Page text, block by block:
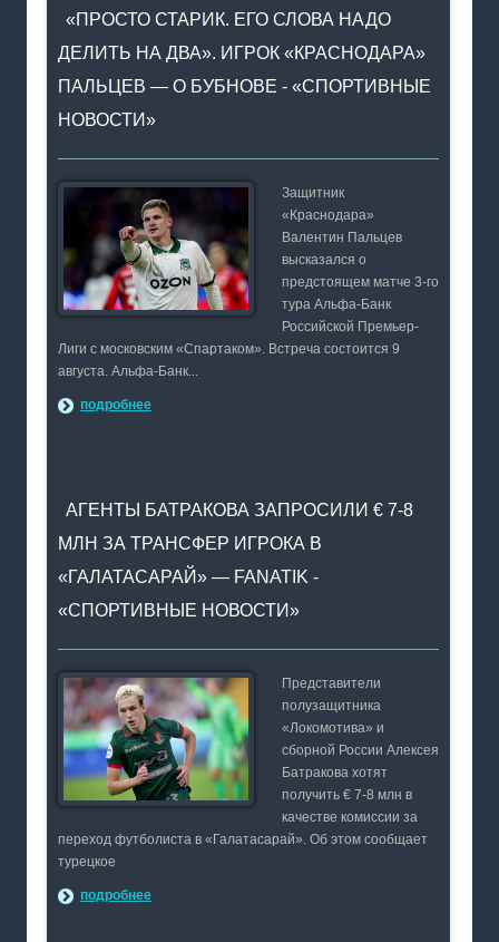
«ПРОСТО СТАРИК. ЕГО СЛОВА НАДО
ДЕЛИТЬ НА ДВА». ИГРОК «КРАСНОДАРА»
ПАЛЬЦЕВ — О БУБНОВЕ - «СПОРТИВНЫЕ
НОВОСТИ»
Защитник
«Краснодара»
Валентин Пальцев
высказался о
предстоящем матче 3-го
тура Альфа-Банк
Российской Премьер-
Лиги с московским «Спартаком». Встреча состоится 9
августа. Альфа-Банк...
подробнее
АГЕНТЫ БАТРАКОВА ЗАПРОСИЛИ € 7-8
МЛН ЗА ТРАНСФЕР ИГРОКА В
«ГАЛАТАСАРАЙ» — FANATIK -
«СПОРТИВНЫЕ НОВОСТИ»
Представители
полузащитника
«Локомотива» и
сборной России Алексея
Батракова хотят
получить € 7-8 млн в
качестве комиссии за
переход футболиста в «Галатасарай». Об этом сообщает
турецкое
подробнее